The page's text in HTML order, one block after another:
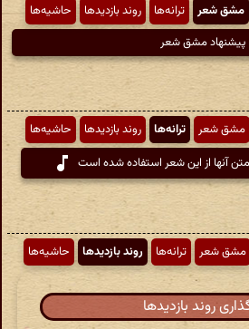
مشق شعر ترانه‌ها روند بازدیدها
حاشیه‌ها
پیشنهاد مشق شعر
مشق شعر ترانه‌ها روند بازدیدها
حاشیه‌ها
آنها از این شعر استفاده شده است
مشق شعر ترانه‌ها روند بازدیدها حاشیه‌ها
روند بازدیدها